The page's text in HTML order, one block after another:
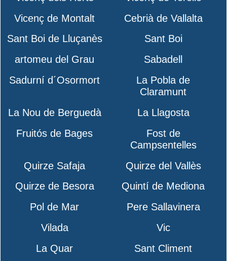
Vicenç de Montalt
Cebrià de Vallalta
Sant Boi de Lluçanès
Sant Boi
artomeu del Grau
Sabadell
Sadurní d´Osormort
La Pobla de
Claramunt
La Nou de Berguedà
La Llagosta
Fruitós de Bages
Fost de
Campsentelles
Quirze Safaja
Quirze del Vallès
Quirze de Besora
Quintí de Mediona
Pol de Mar
Pere Sallavinera
Vilada
Vic
La Quar
Sant Climent